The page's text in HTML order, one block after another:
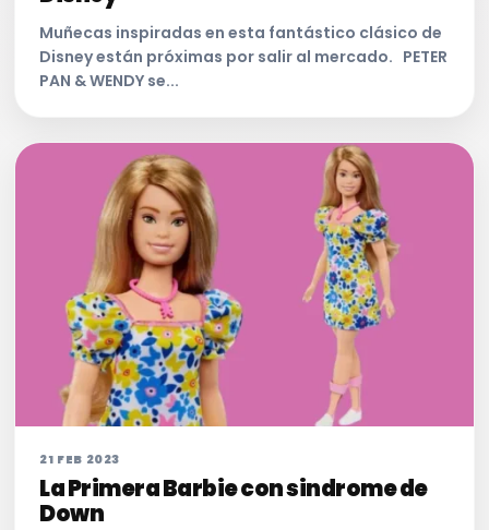
Muñecas inspiradas en esta fantástico clásico de
Disney están próximas por salir al mercado. PETER
PAN & WENDY se...
21 FEB 2023
La Primera Barbie con sindrome de
Down